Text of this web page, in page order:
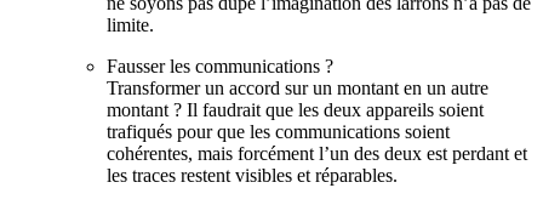
limite.
Fausser les communications ?
Transformer un accord sur un montant en un autre
montant ? Il faudrait que les deux appareils soient
trafiqués pour que les communications soient
cohérentes, mais forcément l’un des deux est perdant et
les traces restent visibles et réparables.